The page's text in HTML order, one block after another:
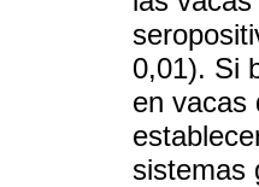
0,01). Si
en vacas
sistemas